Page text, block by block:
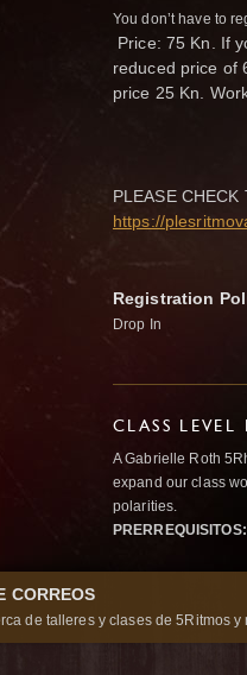
You don’t have to
Price: 75 Kn. If
reduced price of
price 25 Kn.
PLEASE CHECK
https://
Registration
Drop In
CLASS LEVEL
A Gabrielle Roth
expand our class
polarities.
PRERREQUISITOS:
CORREOS
de talleres y clases de 5Ritmos y